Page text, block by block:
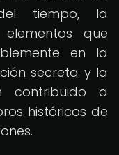
tiempo, la
que
en la
secreta y la
contribuido a
históricos de